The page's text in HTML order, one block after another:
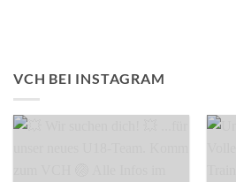
VCH BEI INSTAGRAM